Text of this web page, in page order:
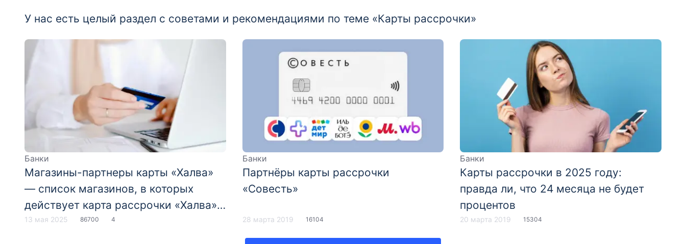
У нас есть целый раздел с советами и рекомендациями по теме «Карты рассрочки»
Банки
Магазины-партнеры карты «Халва»
— список магазинов, в которых
действует карта рассрочки «Халва»
от Совкомбанка
13 мая 2025 86700 4
Банки
Партнёры карты рассрочки
«Совесть»
28 марта 2019 16104
Банки
Карты рассрочки в 2025 году:
правда ли, что 24 месяца не будет
процентов
20 марта 2019 15304